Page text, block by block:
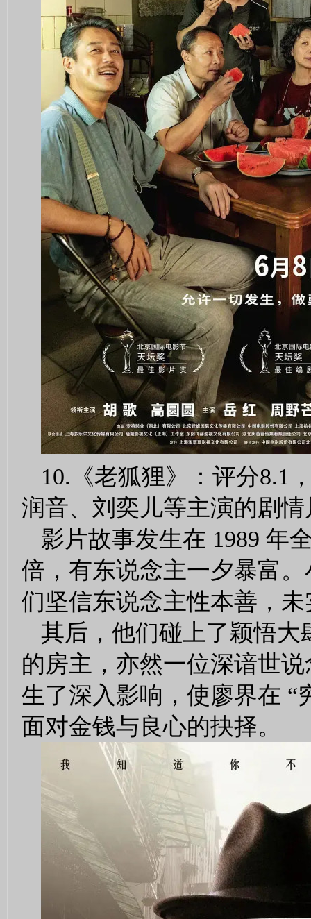
10.《老狐狸》：评分8.1
润音、刘奕儿等主演的剧情
影片故事发生在 1989 年
倍，有东说念主一夕暴富
们坚信东说念主性本善，
其后，他们碰上了颖悟大
的房主，亦然一位深谙世
生了深入影响，使廖界在 “
面对金钱与良心的抉择。